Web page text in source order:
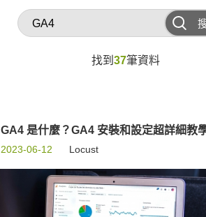
找到 37筆資料
GA4 是什麼？GA4 安裝和設定超詳細教
2023-06-12 Locust